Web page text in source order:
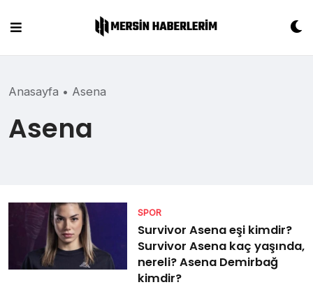
content
Anasayfa • Asena
Asena
SPOR
Survivor Asena eşi kimdir?
Survivor Asena kaç yaşında,
nereli? Asena Demirbağ
kimdir?